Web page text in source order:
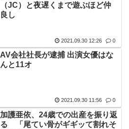
（JC）と夜遅くまで遊ぶほど仲
良し
2021.09.30 12:26 0
AV会社社長が逮捕 出演女優はな
んと11オ
2021.09.30 11:56 0
加護亜依、24歳での出産を振り返
る 「尾てい骨がギギッて割れそ